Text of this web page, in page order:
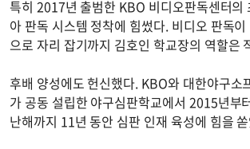
특히 2017년 출범한 KBO 비디오판독센터의
아 판독 시스템 정착에 힘썼다. 비디오 판독
으로 자리 잡기까지 김호인 학교장의 역할은
후배 양성에도 헌신했다. KBO와 대한야구소
가 공동 설립한 야구심판학교에서 2015년부
난해까지 11년 동안 심판 인재 육성에 힘을